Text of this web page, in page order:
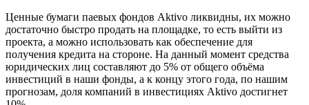
Ценные бумаги паевых фондов Aktivo ликвидны, их можно
достаточно быстро продать на площадке, то есть выйти из
проекта, а можно использовать как обеспечение для
получения кредита на стороне. На данный момент средства
юридических лиц составляют до 5% от общего объёма
инвестиций в наши фонды, а к концу этого года, по нашим
прогнозам, доля компаний в инвестициях Aktivo достигнет